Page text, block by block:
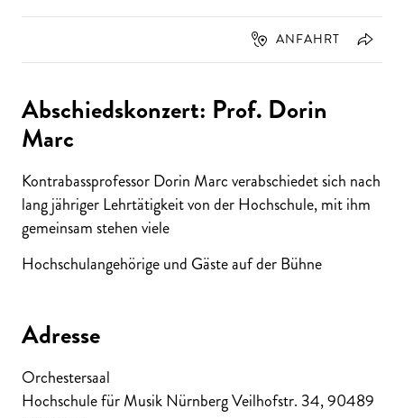
ANFAHRT
Abschiedskonzert: Prof. Dorin
Marc
Kontrabassprofessor Dorin Marc verabschiedet sich nach
lang jähriger Lehrtätigkeit von der Hochschule, mit ihm
gemeinsam stehen viele
Hochschulangehörige und Gäste auf der Bühne
Adresse
Orchestersaal
Hochschule für Musik Nürnberg Veilhofstr. 34,90489